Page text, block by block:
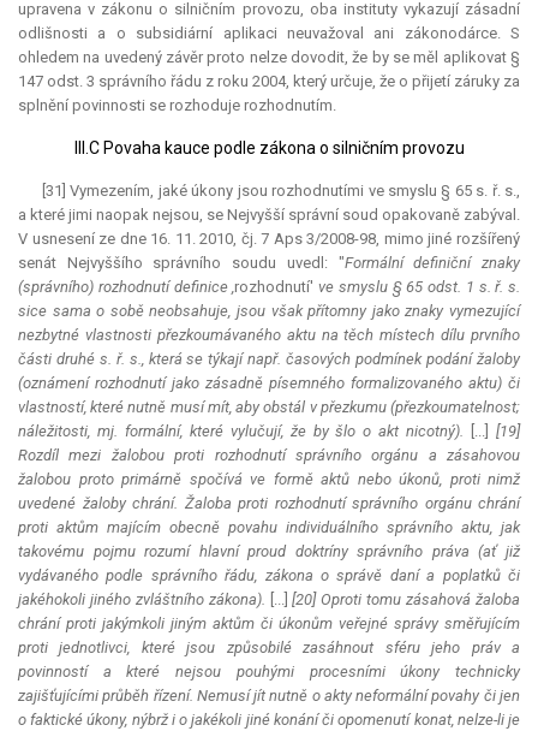
upravena v zákonu o silničním provozu, oba instituty vykazují zásadní
odlišnosti a o subsidiární aplikaci neuvažoval ani zákonodárce. S
ohledem na uvedený závěr proto nelze dovodit, že by se měl aplikovat §
147 odst. 3 správního řádu z roku 2004, který určuje, že o přijetí záruky za
splnění povinnosti se rozhoduje rozhodnutím.
III.C Povaha kauce podle zákona o silničním provozu
[31] Vymezením, jaké úkony jsou rozhodnutími ve smyslu § 65 s. ř. s.,
a které jimi naopak nejsou, se Nejvyšší správní soud opakovaně zabýval.
V usnesení ze dne 16. 11. 2010, čj. 7 Aps 3/2008-98, mimo jiné rozšířený
senát Nejvyššího správního soudu uvedl: "Formální definiční znaky
(správního) rozhodnutí definice ,rozhodnutí' ve smyslu § 65 odst. 1 s. ř. s.
sice sama o sobě neobsahuje, jsou však přítomny jako znaky vymezující
nezbytné vlastnosti přezkoumávaného aktu na těch místech dílu prvního
části druhé s. ř. s., která se týkají např. časových podmínek podání žaloby
(oznámení rozhodnutí jako zásadně písemného formalizovaného aktu) či
vlastností, které nutně musí mít, aby obstál v přezkumu (přezkoumatelnost;
náležitosti, mj. formální, které vylučují, že by šlo o akt nicotný).
[...][19]
Rozdíl mezi žalobou proti rozhodnutí správního orgánu a zásahovou
žalobou proto primárně spočívá ve formě aktů nebo úkonů, proti nimž
uvedené žaloby chrání. Žaloba proti rozhodnutí správního orgánu chrání
proti aktům majícím obecně povahu individuálního správního aktu, jak
takovému pojmu rozumí hlavní proud doktríny správního práva (ať již
vydávaného podle správního řádu, zákona o správě daní a poplatků či
jakéhokoli jiného zvláštního zákona). [...][20] Oproti tomu zásahová žaloba
chrání proti jakýmkoli jiným aktům či úkonům veřejné správy směřujícím
proti jednotlivci, které jsou způsobilé zasáhnout sféru jeho práv a
povinností a které nejsou pouhými procesními úkony technicky
zajišťujícími průběh řízení. Nemusí jít nutně o akty neformální povahy či jen
o faktické úkony, nýbrž i o jakékoli jiné konání či opomenutí konat, nelze-li je